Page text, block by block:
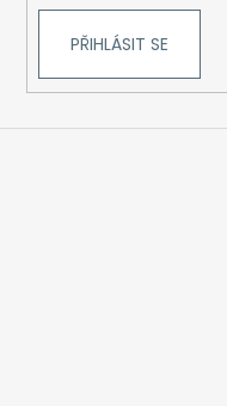
PŘIHLÁSIT SE